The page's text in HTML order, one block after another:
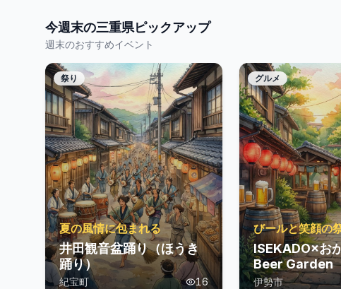
今週末の三重県ピックアップ
週末のおすすめイベント
祭り
夏の風情に包まれる
井田観音盆踊り（ほうき
踊り）
紀宝町 16
グルメ
びールと笑顔の
ISEKADO×お
Beer Garden
伊勢市